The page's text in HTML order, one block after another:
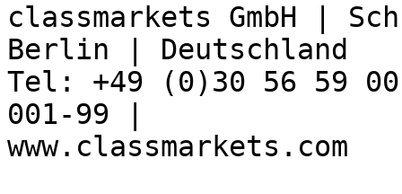
classmarkets GmbH |
Berlin | Deutschland
Tel: +49 (0)30 56 59
001-99 |
www.classmarkets.com